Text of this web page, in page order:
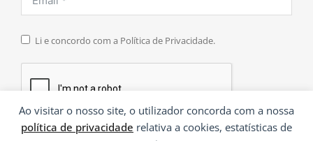
Ao visitar o nosso site, o utilizador concorda com a nossa
política de privacidade relativa a cookies, estatísticas de
Li e concordo com a Política de Privacidade.